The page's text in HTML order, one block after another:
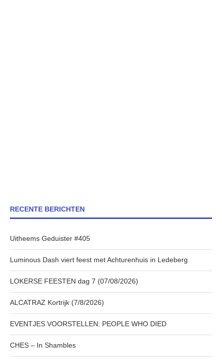
RECENTE BERICHTEN
Uitheems Geduister #405
Luminous Dash viert feest met Achturenhuis in Ledeberg
LOKERSE FEESTEN dag 7 (07/08/2026)
ALCATRAZ Kortrijk (7/8/2026)
EVENTJES VOORSTELLEN: PEOPLE WHO DIED
CHES – In Shambles